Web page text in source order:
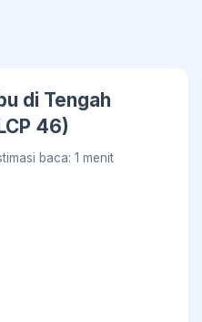
di Tengah
46)
baca: 1 menit